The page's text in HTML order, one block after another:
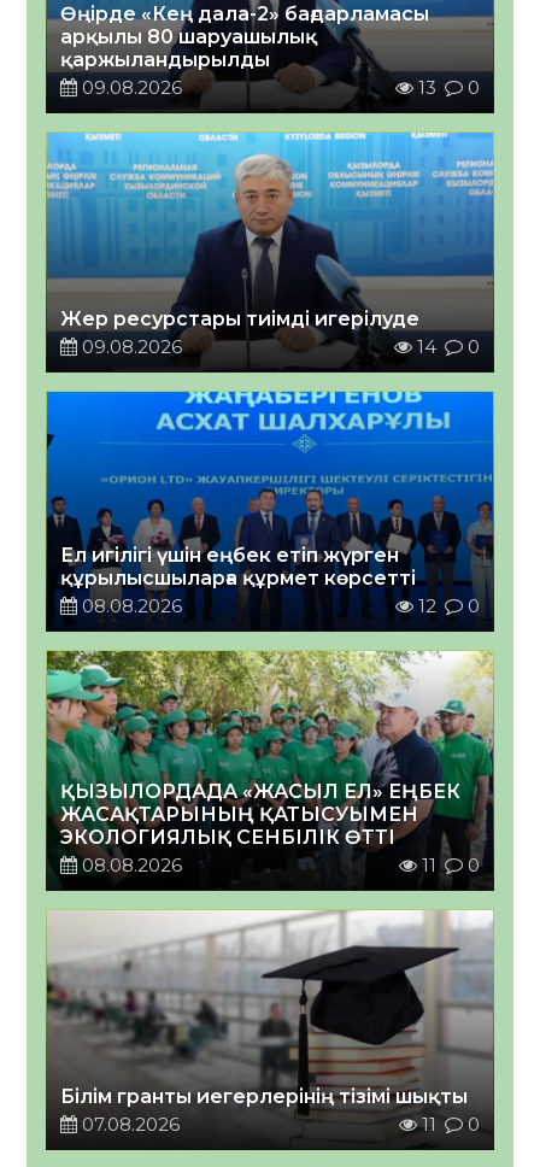
Өңірде «Кең дала-2» бағдарламасы
арқылы 80 шаруашылық
қаржыландырылды
09.08.2026
13 0
Жер ресурстары тиімді игерілуде
09.08.2026
14 0
Ел игілігі үшін еңбек етіп жүрген
құрылысшыларға құрмет көрсетті
08.08.2026
12 0
ҚЫЗЫЛОРДАДА «ЖАСЫЛ ЕЛ» ЕҢБЕК
ЖАСАҚТАРЫНЫҢ ҚАТЫСУЫМЕН
ЭКОЛОГИЯЛЫҚ СЕНБІЛІК ӨТТІ
08.08.2026
11 0
Білім гранты иегерлерінің тізімі шықты
07.08.2026
11 0